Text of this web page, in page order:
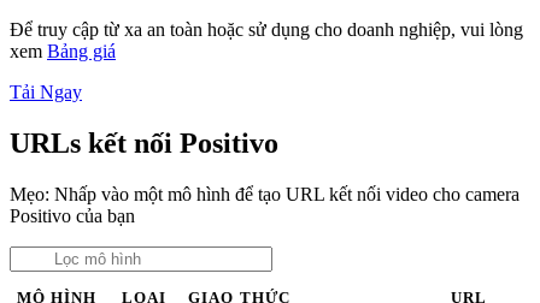
Để truy cập từ xa an toàn hoặc sử dụng cho doanh nghiệp, vui lòng
xem Bảng giá
Tải Ngay
URLs kết nối Positivo
Mẹo: Nhấp vào một mô hình để tạo URL kết nối video cho camera
Positivo của bạn
MÔ HÌNH LOẠI GIAO THỨC URL